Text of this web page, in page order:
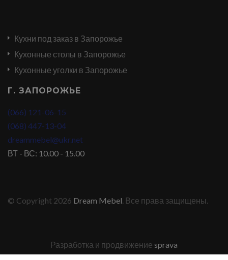
Кухни под заказ в Запорожье
Кухонные столы в Запорожье
Кухонные уголки в Запорожье
Г. ЗАПОРОЖЬЕ
(066) 121-06-15
(068) 447-13-04
dreammebel@ukr.net
ВТ - ВС: 10.00 - 15.00
© Copyright 2026 Dream Mebel . Все права защищены.
Разработка и продвижение sprava